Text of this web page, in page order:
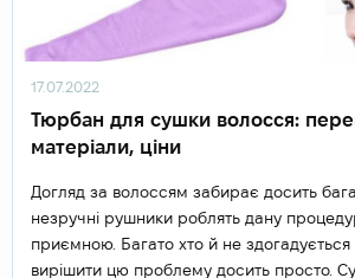
17.07.2022
Тюрбан для сушки волосся:
матеріали, ціни
Догляд за волоссям забирає досить
незручні рушники роблять дану
приємною. Багато хто й не
вирішити цю проблему досить просто.